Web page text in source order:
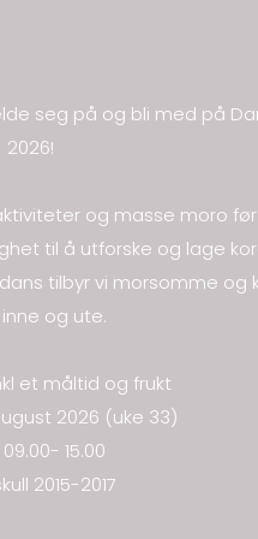
seg på og bli med på
2026!
og masse moro
til å utforske og lage
tilbyr vi morsomme
og ute.
et måltid og frukt
2026 (uke 33)
09.00- 15.00
2015-2017